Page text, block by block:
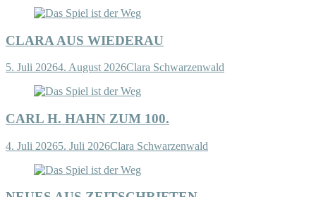
CLARA AUS WIEDERAU
5. Juli 20264. August 2026Clara Schwarzenwald
CARL H. HAHN ZUM 100.
4. Juli 20265. Juli 2026Clara Schwarzenwald